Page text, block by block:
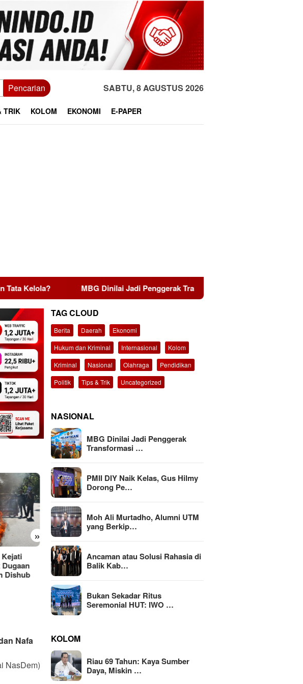
Pencarian SABTU, 8 AGUSTUS 2026
TRIK KOLOM EKONOMI E-PAPER
MBG Dinilai Jadi Penggerak Transformasi Sistem Pangan Nasional Menuju
»
Gus
dan
Moh Ali Murtadho, Alumni
UTM yang Berkiprah dalam
Putusan MK soal MBG
Nafa
NasDem)
TAG CLOUD
Berita Daerah
Ekonomi
Hukum dan Kriminal
Internasional
Kolom
Kriminal
Nasional Olahraga
Pendidikan
Politik
Tips & Trik Uncategorized
NASIONAL
MBG Dinilai Jadi Penggerak
Transformasi …
PMII DIY Naik Kelas, Gus Hilmy
Dorong Pe…
Moh Ali Murtadho, Alumni UTM
yang Berkip…
Ancaman atau Solusi Rahasia di
Balik Kab…
Bukan Sekadar Ritus
Seremonial HUT: IWO …
KOLOM
Riau 69 Tahun: Kaya Sumber
Daya, Miskin …